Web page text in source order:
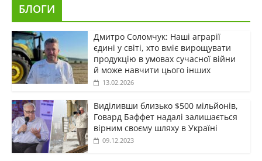
БЛОГИ
Дмитро Соломчук: Наші аграрії
єдині у світі, хто вміє вирощувати
продукцію в умовах сучасної війни
й може навчити цього інших
13.02.2026
Виділивши близько $500 мільйонів,
Говард Баффет надалі залишається
вірним своєму шляху в Україні
09.12.2023